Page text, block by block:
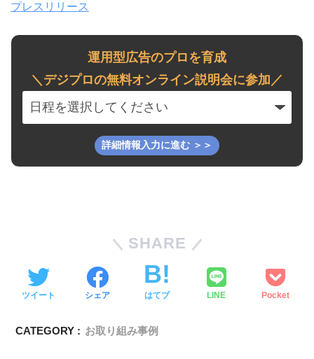
プレスリリース
運用型広告のプロを育成
＼デジプロの無料オンライン説明会に参加／
SHARE
ツイート シェア はてブ LINE Pocket
CATEGORY : お取り組み事例